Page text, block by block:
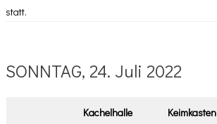
statt.
SONNTAG, 24. Juli 2022
Kachelhalle
Keimkasten